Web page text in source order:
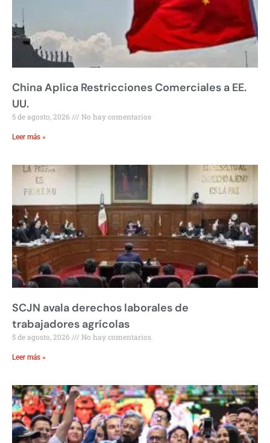
China Aplica Restricciones Comerciales a EE.
UU.
5 de agosto, 2026 No hay comentarios
Leer más »
SCJN avala derechos laborales de
trabajadores agrícolas
5 de agosto, 2026 No hay comentarios
Leer más »